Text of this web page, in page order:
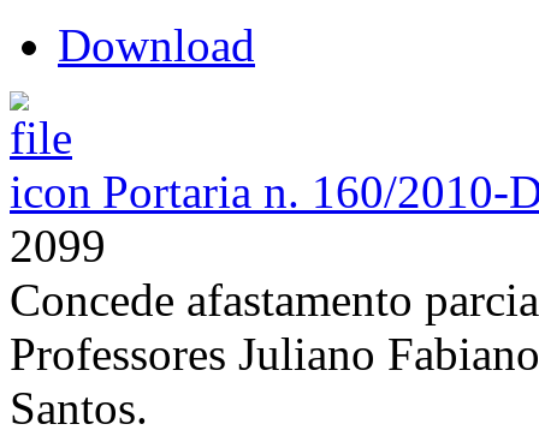
Download
Portaria n. 160/2010-
2099
Concede afastamento
Professores Juliano
Santos.